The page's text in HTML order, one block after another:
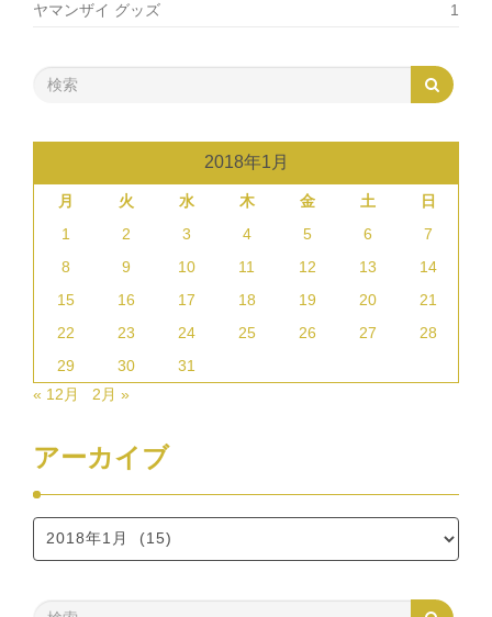
ヤマンザイ グッズ
1
2018年1月
月 火 水 木 金 土
日
1
2 3 4 5 6
7
8
9 10 11 12 13
14
15
16 17 18 19 20
21
22
23 24 25 26 27
28
29
30
31
« 12月
2月 »
アーカイブ